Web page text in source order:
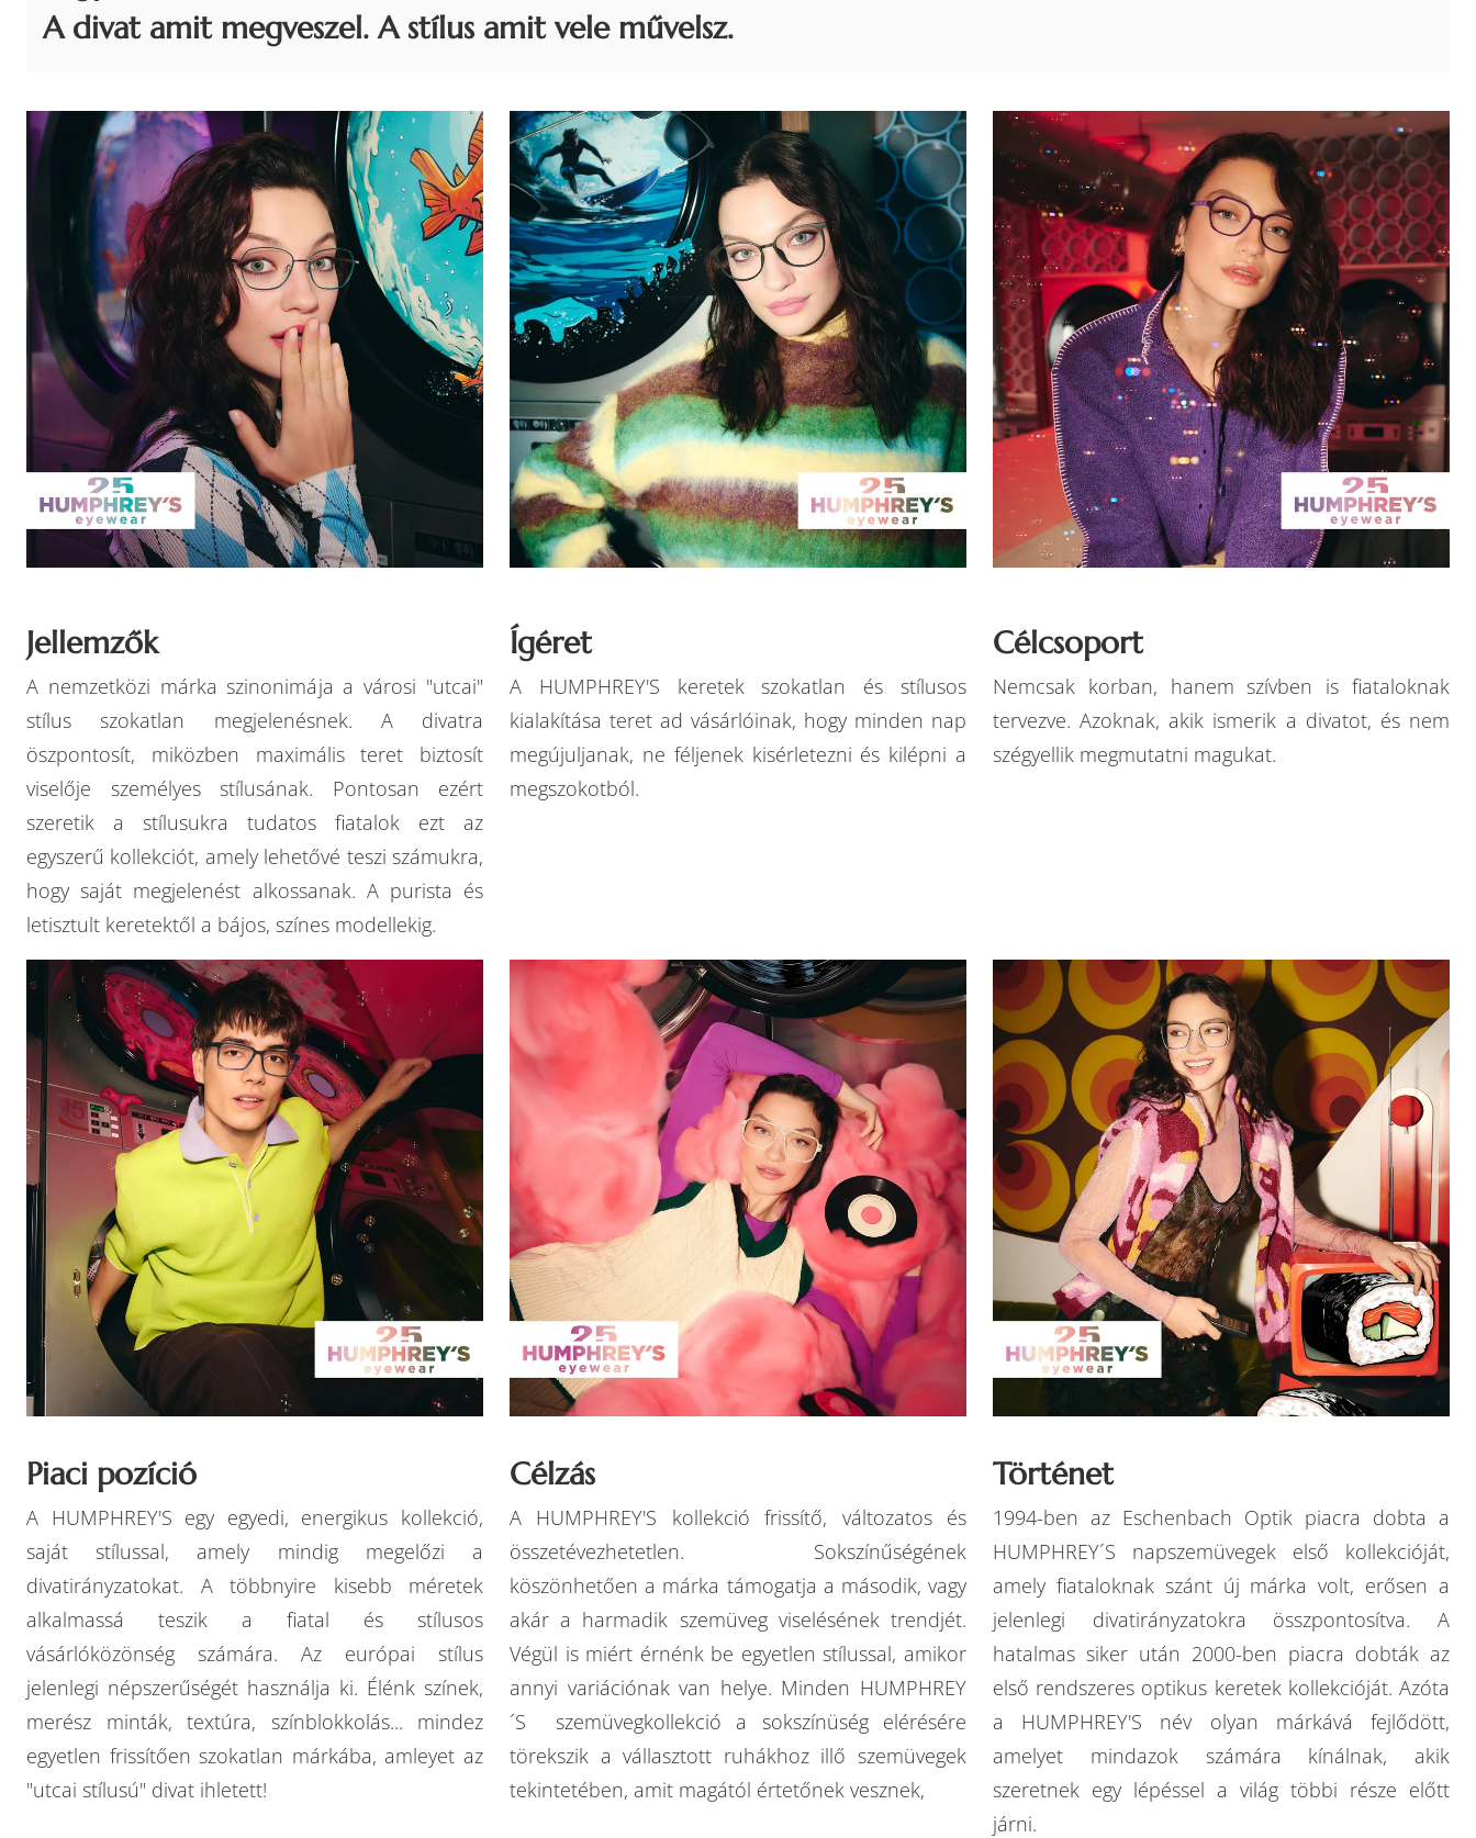
A divat amit megveszel. A stílus amit vele művelsz.
Jellemzők
A nemzetközi márka szinonimája a városi "utcai"
stílus szokatlan megjelenésnek. A divatra
öszpontosít, miközben maximális teret biztosít
viselője személyes stílusának. Pontosan ezért
szeretik a stílusukra tudatos fiatalok ezt az
egyszerű kollekciót, amely lehetővé teszi számukra,
hogy saját megjelenést alkossanak. A purista és
letisztult keretektől a bájos, színes modellekig.
Ígéret
A HUMPHREY'S keretek szokatlan és stílusos
kialakítása teret ad vásárlóinak, hogy minden nap
megújuljanak, ne féljenek kisérletezni és kilépni a
megszokotból.
Célcsoport
Nemcsak korban, hanem szívben is fiataloknak
tervezve. Azoknak, akik ismerik a divatot, és nem
szégyellik megmutatni magukat.
Piaci pozíció
A HUMPHREY'S egy egyedi, energikus kollekció,
saját stílussal, amely mindig megelőzi a
divatirányzatokat. A többnyire kisebb méretek
alkalmassá teszik a fiatal és stílusos
vásárlóközönség számára. Az európai stílus
jelenlegi népszerűségét használja ki. Élénk színek,
merész minták, textúra, színblokkolás... mindez
egyetlen frissítően szokatlan márkába, amleyet az
"utcai stílusú" divat ihletett!
Célzás
A HUMPHREY'S kollekció frissítő, változatos és
összetévezhetetlen. Sokszínűségének
köszönhetően a márka támogatja a második, vagy
akár a harmadik szemüveg viselésének trendjét.
Végül is miért érnénk be egyetlen stílussal, amikor
annyi variációnak van helye. Minden HUMPHREY
´S szemüvegkollekció a sokszínüség elérésére
törekszik a vállasztott ruhákhoz illő szemüvegek
tekintetében, amit magától értetőnek vesznek,
Történet
1994-ben az Eschenbach Optik piacra dobta a
HUMPHREY´S napszemüvegek első kollekcióját,
amely fiataloknak szánt új márka volt, erősen a
jelenlegi divatirányzatokra összpontosítva. A
hatalmas siker után 2000-ben piacra dobták az
első rendszeres optikus keretek kollekcióját. Azóta
a HUMPHREY'S név olyan márkává fejlődött,
amelyet mindazok számára kínálnak, akik
szeretnek egy lépéssel a világ többi része előtt
járni.